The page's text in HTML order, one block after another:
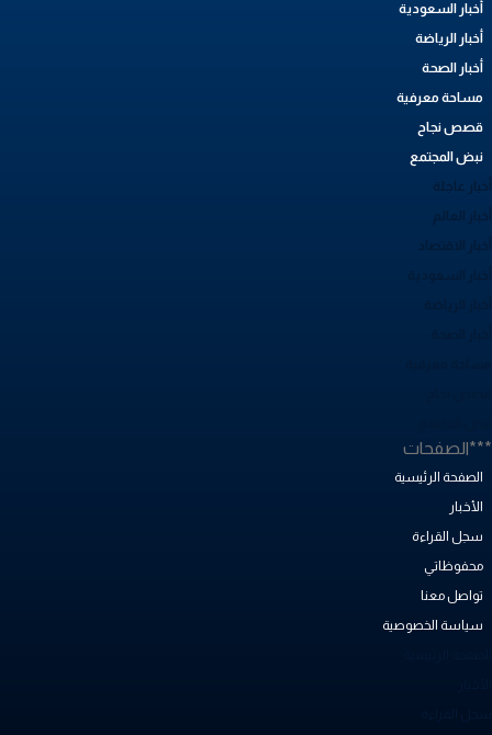
أخبار السعودية
أخبار الرياضة
أخبار الصحة
مساحة معرفية
قصص نجاح
نبض المجتمع
عاجلة
العالم
الاقتصاد
الصفحة الرئيسية
الأخبار
سجل القراءة
محفوظاتي
تواصل معنا
سياسة الخصوصية